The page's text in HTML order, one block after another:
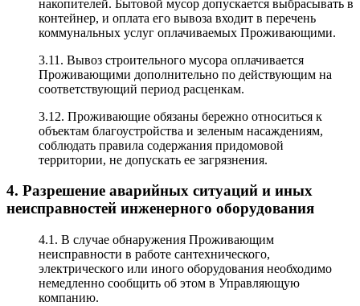
накопителей. Бытовой мусор допускается выбрасывать в
контейнер, и оплата его вывоза входит в перечень
коммунальных услуг оплачиваемых Проживающими.
3.11. Вывоз строительного мусора оплачивается
Проживающими дополнительно по действующим на
соответствующий период расценкам.
3.12. Проживающие обязаны бережно относиться к
объектам благоустройства и зеленым насаждениям,
соблюдать правила содержания придомовой
территории, не допускать ее загрязнения.
4. Разрешение аварийных ситуаций и иных
неисправностей инженерного оборудования
4.1. В случае обнаружения Проживающим
неисправности в работе сантехнического,
электрического или иного оборудования необходимо
немедленно сообщить об этом в Управляющую
компанию.